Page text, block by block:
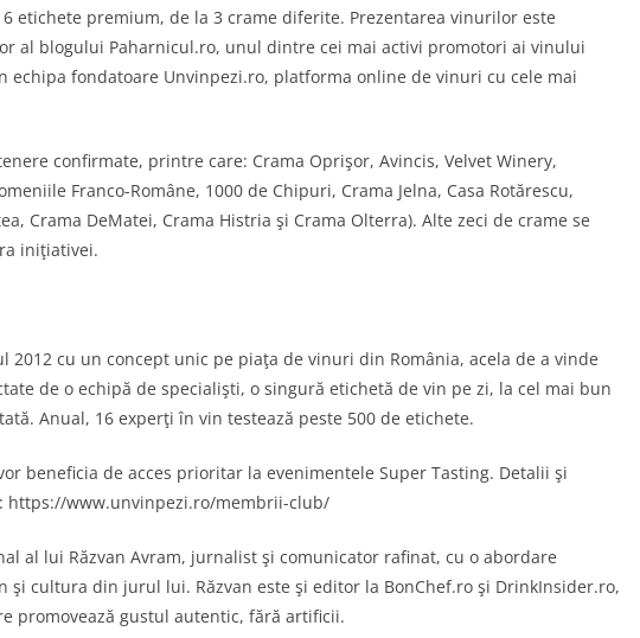
etichete premium, de la 3 crame diferite. Prezentarea vinurilor este
al blogului Paharnicul.ro, unul dintre cei mai activi promotori ai vinului
echipa fondatoare Unvinpezi.ro, platforma online de vinuri cu cele mai
confirmate, printre care: Crama Oprişor, Avincis, Velvet Winery,
Franco-Române, 1000 de Chipuri, Crama Jelna, Casa Rotărescu,
Crama DeMatei, Crama Histria şi Crama Olterra). Alte zeci de crame se
iniţiativei.
2012 cu un concept unic pe piaţa de vinuri din România, acela de a vinde
de o echipă de specialişti, o singură etichetă de vin pe zi, la cel mai bun
Anual, 16 experţi în vin testează peste 500 de etichete.
beneficia de acces prioritar la evenimentele Super Tasting. Detalii şi
https://www.unvinpezi.ro/membrii-club/
al lui Răzvan Avram, jurnalist şi comunicator rafinat, cu o abordare
şi cultura din jurul lui. Răzvan este şi editor la BonChef.ro şi DrinkInsider.ro,
promovează gustul autentic, fără artificii.